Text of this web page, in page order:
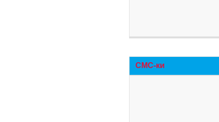
СМС-ки